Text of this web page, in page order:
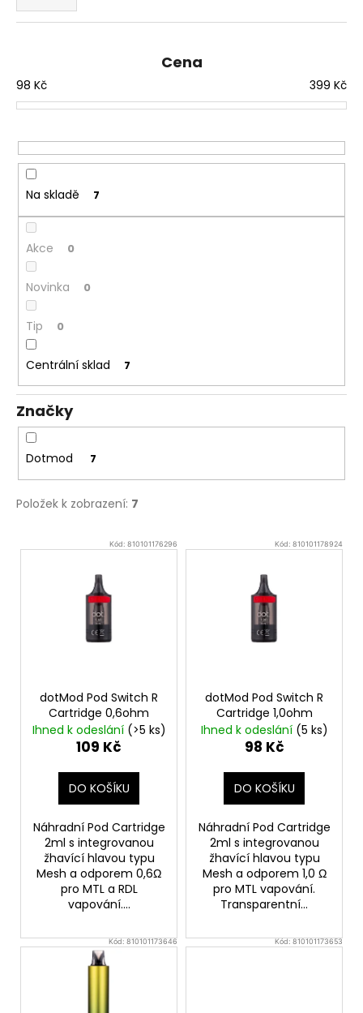
e
n
r
o
u
k
ů
Cena
98 Kč 399 Kč
Na skladě 7
Akce 0
Novinka 0
Tip 0
Centrální sklad 7
Značky
Dotmod 7
Položek k zobrazení: 7
V Kód: 810101176296
dotMod Pod Switch R
Cartridge 0,6ohm
Ihned k odeslání (>5 ks)
109 Kč
DO KOŠÍKU
Náhradní Pod Cartridge
2ml s integrovanou
žhavící hlavou typu
Mesh a odporem 0,6Ω
pro MTL a RDL
vapování....
Kód: 810101178924
dotMod Pod Switch R
Cartridge 1,0ohm
Ihned k odeslání (5 ks)
98 Kč
DO KOŠÍKU
Náhradní Pod Cartridge
2ml s integrovanou
žhavící hlavou typu
Mesh a odporem 1,0 Ω
pro MTL vapování.
Transparentní...
Kód:810101173646 Kód:810101173653
e
BF
SS316
ATOMIZER
45
Kč